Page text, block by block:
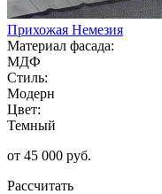
Прихожая Немезия
Материал фасада:
МДФ
Стиль:
Модерн
Цвет:
Темный
от 45 000 руб.
Рассчитать